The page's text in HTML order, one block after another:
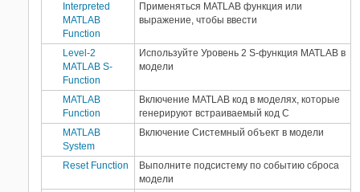
Interpreted
MATLAB
Function
Применяться MATLAB функция или
выражение, чтобы ввести
Level-2
MATLAB S-
Function
Используйте Уровень 2 S-функция MATLAB в
модели
MATLAB
Function
Включение MATLAB код в моделях, которые
генерируют встраиваемый код С
MATLAB
System
Включение Системный объект в модели
Reset Function
Выполните подсистему по событию сброса
модели